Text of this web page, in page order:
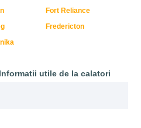
Fort Reliance
Fredericton
utile de la calatori